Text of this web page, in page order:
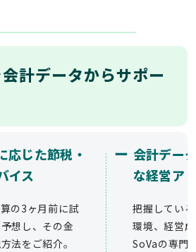
計データからサポー
応じた節税・
イス
の3ヶ月前に試
想し、その金
法をご紹介。
ー 会計デー
な経営ア
把握してい
環境、経営
SoVaの専門